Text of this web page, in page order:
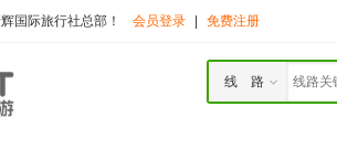
国际旅行社总部！ 会员登录 免费注册
线 路